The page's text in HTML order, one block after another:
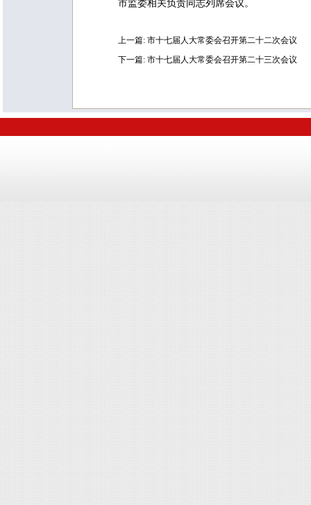
市监委相关负责同志列席会议。
上一篇: 市十七届人大常委会召开第二十二次会议
下一篇: 市十七届人大常委会召开第二十三次会议